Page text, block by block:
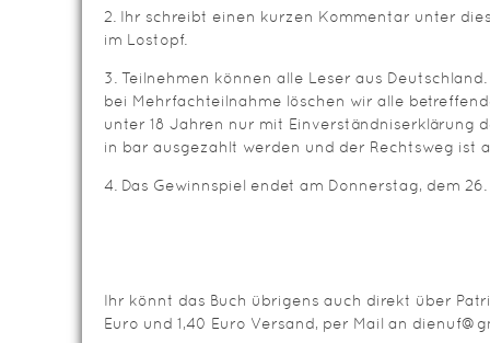
2. Ihr schreibt einen kurzen Kommentar unter
im Lostopf.
3. Teilnehmen können alle Leser aus
bei Mehrfachteilnahme löschen wir alle
unter 18 Jahren nur mit Einverständniserklärung
in bar ausgezahlt werden und der Rechtsweg ist
4. Das Gewinnspiel endet am Donnerstag, dem
Ihr könnt das Buch übrigens auch direkt über
Euro und 1,40 Euro Versand, per Mail an